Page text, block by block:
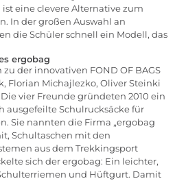
ist eine clevere Alternative zum
In der großen Auswahl an
die Schüler schnell ein Modell, das
ergobag
der innovativen FOND OF BAGS
Florian Michajlezko, Oliver Steinki
vier Freunde gründeten 2010 ein
ausgefeilte Schulrucksäcke für
Sie nannten die Firma „ergobag
Schultaschen mit den
aus dem Trekkingsport
sich der ergobag: Ein leichter,
und Hüftgurt. Damit